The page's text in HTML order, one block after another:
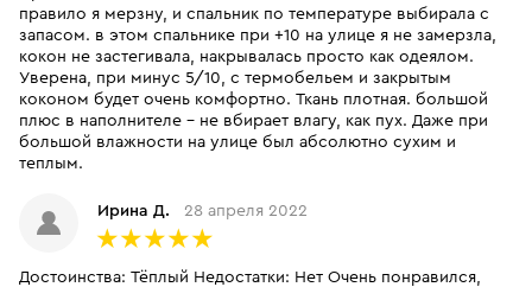
правило я мерзну, и спальник по температуре выбирала с
запасом. в этом спальнике при +10 на улице я не замерзла,
кокон не застегивала, накрывалась просто как одеялом.
Уверена, при минус 5/10, с термобельем и закрытым
коконом будет очень комфортно. Ткань плотная. большой
плюс в наполнителе - не вбирает влагу, как пух. Даже при
большой влажности на улице был абсолютно сухим и
теплым.
Ирина Д. 28 апреля 2022
Достоинства: Тёплый Недостатки: Нет Очень понравился,